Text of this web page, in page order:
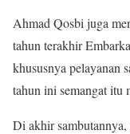
Ahmad Qosbi juga
tahun terakhir
khususnya pelayanan
tahun ini semangat itu
Di akhir